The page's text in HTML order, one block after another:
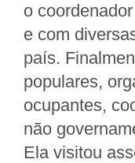
o
e com
país.
populares,
ocupantes,
não
Ela visitou